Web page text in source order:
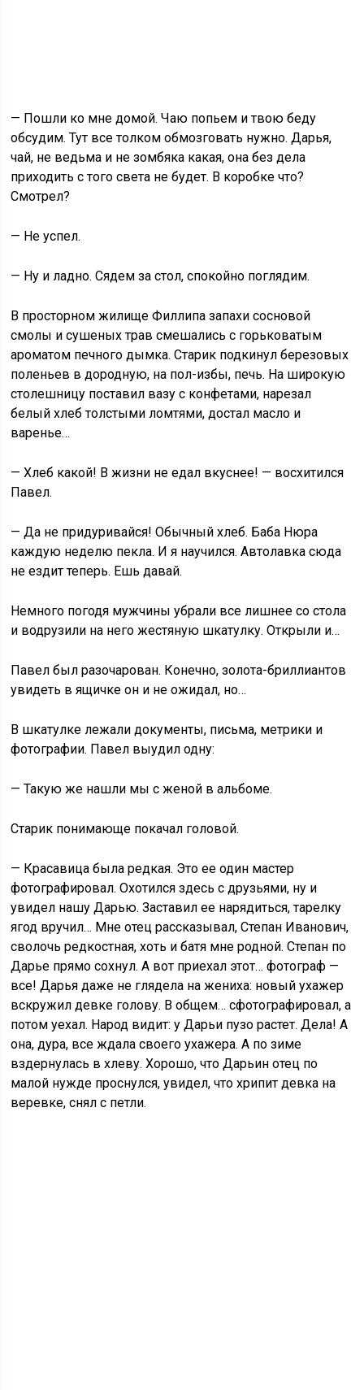
— Пошли ко мне домой. Чаю попьем и твою беду
обсудим. Тут все толком обмозговать нужно. Дарья,
чай, не ведьма и не зомбяка какая, она без дела
приходить с того света не будет. В коробке что?
Смотрел?
— Не успел.
— Ну и ладно. Сядем за стол, спокойно поглядим.
В просторном жилище Филлипа запахи сосновой
смолы и сушеных трав смешались с горьковатым
ароматом печного дымка. Старик подкинул березовых
поленьев в дородную, на пол-избы, печь. На широкую
столешницу поставил вазу с конфетами, нарезал
белый хлеб толстыми ломтями, достал масло и
варенье…
— Хлеб какой! В жизни не едал вкуснее! — восхитился
Павел.
— Да не придуривайся! Обычный хлеб. Баба Нюра
каждую неделю пекла. И я научился. Автолавка сюда
не ездит теперь. Ешь давай.
Немного погодя мужчины убрали все лишнее со стола
и водрузили на него жестяную шкатулку. Открыли и…
Павел был разочарован. Конечно, золота-бриллиантов
увидеть в ящичке он и не ожидал, но…
В шкатулке лежали документы, письма, метрики и
фотографии. Павел выудил одну:
— Такую же нашли мы с женой в альбоме.
Старик понимающе покачал головой.
— Красавица была редкая. Это ее один мастер
фотографировал. Охотился здесь с друзьями, ну и
увидел нашу Дарью. Заставил ее нарядиться, тарелку
ягод вручил… Мне отец рассказывал, Степан Иванович,
сволочь редкостная, хоть и батя мне родной. Степан по
Дарье прямо сохнул. А вот приехал этот… фотограф —
все! Дарья даже не глядела на жениха: новый ухажер
вскружил девке голову. В общем… сфотографировал, а
потом уехал. Народ видит: у Дарьи пузо растет. Дела! А
она, дура, все ждала своего ухажера. А по зиме
вздернулась в хлеву. Хорошо, что Дарьин отец по
малой нужде проснулся, увидел, что хрипит девка на
веревке, снял с петли.